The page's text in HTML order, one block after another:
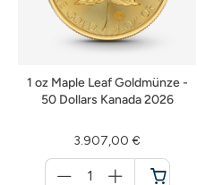
1 oz Maple Leaf Goldmünze -
50 Dollars Kanada 2026
3.907,00 €
für